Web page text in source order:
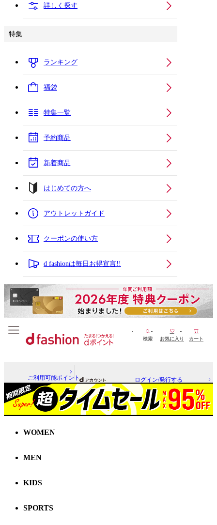
詳しく探す
特集
ランキング
福袋
特集一覧
予約商品
新着商品
はじめての方へ
アウトレットガイド
クーポンの使い方
d fashionは毎日お得宣言!!
検索 お気に入り カート
ご利用可能ポイント ログイン/発行する
WOMEN
MEN
KIDS
SPORTS